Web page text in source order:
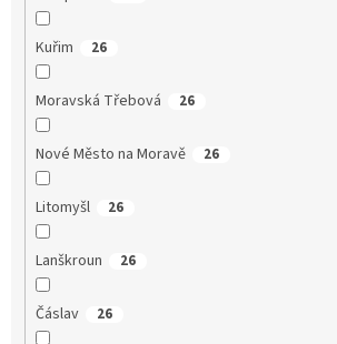
Kuřim 26
Moravská Třebová 26
Nové Město na Moravě 26
Litomyšl 26
Lanškroun 26
Čáslav 26